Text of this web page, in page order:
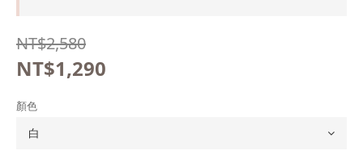
NT$2,580
NT$1,290
顏色